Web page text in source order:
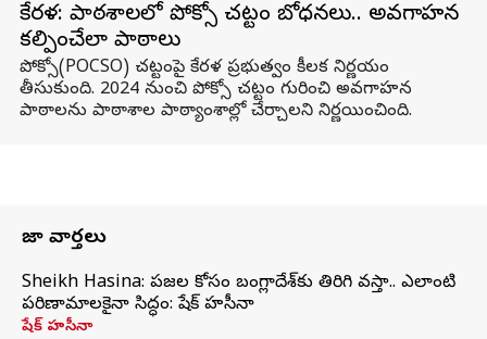
కేరళ: పాఠశాలలో పోక్సో చట్టం బోధనలు.. అవగాహన
కల్పించేలా పాఠాలు
పోక్సో(POCSO) చట్టంపై కేరళ ప్రభుత్వం కీలక నిర్ణయం
తీసుకుంది. 2024 నుంచి పోక్సో చట్టం గురించి అవగాహన
పాఠాలను పాఠాశాల పాఠ్యాంశాల్లో చేర్చాలని నిర్ణయించింది.
తాజా వార్తలు
Sheikh Hasina: ప్రజల కోసం బంగ్లాదేశ్‌కు తిరిగి వస్తా.. ఎలాంటి
పరిణామాలకైనా సిద్ధం: షేక్ హసీనా
షేక్ హసీనా